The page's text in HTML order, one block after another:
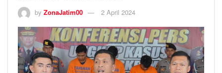
by ZonaJatim00 2 April 2024